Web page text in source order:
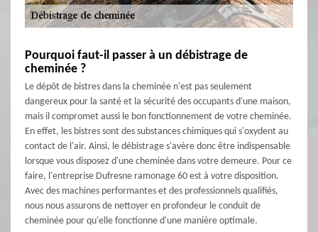
Pourquoi faut-il passer à un débistrage de
cheminée ?
Le dépôt de bistres dans la cheminée n'est pas seulement
dangereux pour la santé et la sécurité des occupants d'une maison,
mais il compromet aussi le bon fonctionnement de votre cheminée.
En effet, les bistres sont des substances chimiques qui s'oxydent au
contact de l'air. Ainsi, le débistrage s'avère donc être indispensable
lorsque vous disposez d'une cheminée dans votre demeure. Pour ce
faire, l'entreprise Dufresne ramonage 60 est à votre disposition.
Avec des machines performantes et des professionnels qualifiés,
nous nous assurons de nettoyer en profondeur le conduit de
cheminée pour qu'elle fonctionne d'une manière optimale.